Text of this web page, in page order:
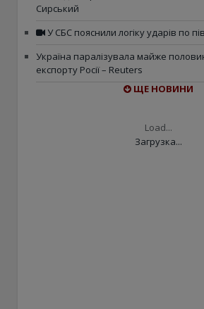
Сирський
У СБС пояснили логіку ударів по
Україна паралізувала майже
експорту Росії – Reuters
ЩЕ НОВИНИ
Load...
Загрузка...